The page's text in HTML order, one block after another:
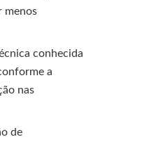
menos
conhecida
a
nas
de